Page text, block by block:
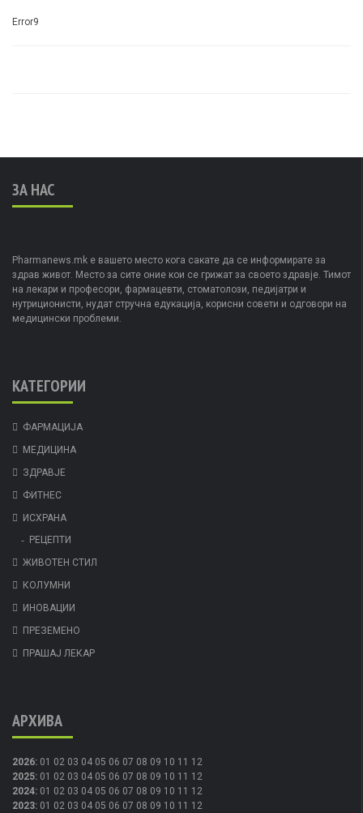
Error9
ЗА НАС
Pharmanews.mk е вашето место кога сакате да се информирате за
здрав живот. Место за сите оние кои се грижат за своето здравје. Тимот
на лекари и професори, фармацевти, стоматолози, педијатри и
нутриционисти, нудат стручна едукација, корисни совети и одговори на
медицински проблеми.
КАТЕГОРИИ
ФАРМАЦИЈА
МЕДИЦИНА
ЗДРАВЈЕ
ФИТНЕС
ИСХРАНА
РЕЦЕПТИ
ЖИВОТЕН СТИЛ
КОЛУМНИ
ИНОВАЦИИ
ПРЕЗЕМЕНО
ПРАШАЈ ЛЕКАР
АРХИВА
2026: 01 02 03 04 05 06 07 08 09 10 11 12
2025: 01 02 03 04 05 06 07 08 09 10 11 12
2024: 01 02 03 04 05 06 07 08 09 10 11 12
2023: 01 02 03 04 05 06 07 08 09 10 11 12